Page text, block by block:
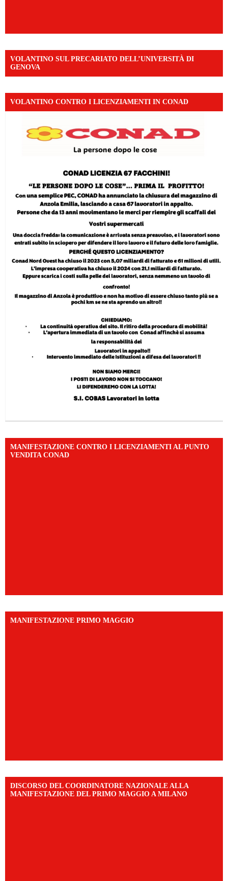
VOLANTINO SUL PRECARIATO DELL’UNIVERSITÀ DI
GENOVA
VOLANTINO CONTRO I LICENZIAMENTI IN CONAD
MANIFESTAZIONE CONTRO I LICENZIAMENTI AL PUNTO
VENDITA CONAD
MANIFESTAZIONE PRIMO MAGGIO
DISCORSO DEL COORDINATORE NAZIONALE ALLA
MANIFESTAZIONE DEL PRIMO MAGGIO A MILANO